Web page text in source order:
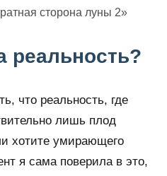
сторона луны 2»
реальность?
что реальность, где
лишь плод
хотите умирающего
я сама поверила в это,